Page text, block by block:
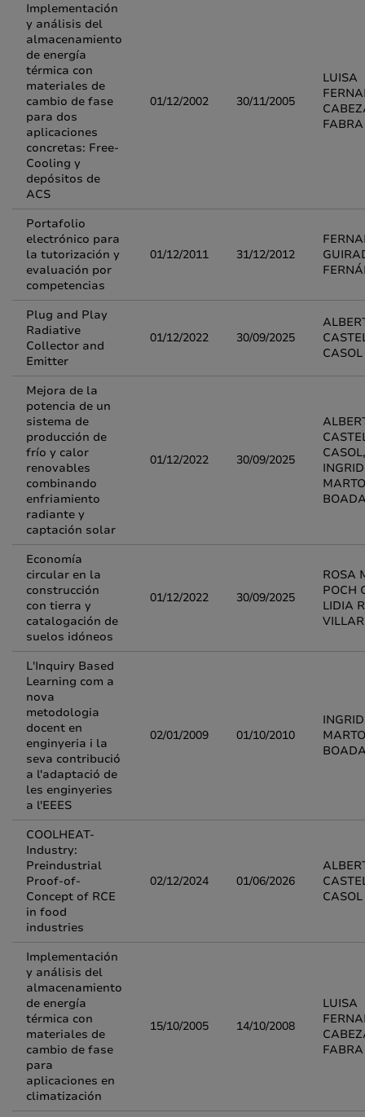
Implementación
y análisis del
almacenamiento
de energía
térmica con
materiales de
cambio de fase
para dos
aplicaciones
concretas: Free-
Cooling y
depósitos de
ACS
01/12/2002 30/11/2005
LUISA
FABRA
Portafolio
electrónico para
la tutorización y
evaluación por
competencias
01/12/2011 31/12/2012
Plug and Play
Radiative
Collector and
Emitter
01/12/2022 30/09/2025
CASOL
Mejora de la
potencia de un
sistema de
producción de
frío y calor
renovables
combinando
enfriamiento
radiante y
captación solar
01/12/2022 30/09/2025
CASOL,
INGRID
Economía
circular en la
construcción
con tierra y
catalogación de
suelos idóneos
01/12/2022 30/09/2025
ROSA
POCH
LIDIA
L'Inquiry Based
Learning com a
nova
metodologia
docent en
enginyeria i la
seva contribució
a l'adaptació de
les enginyeries
a l'EEES
02/01/2009 01/10/2010
INGRID
COOLHEAT-
Industry:
Preindustrial
Proof-of-
Concept of RCE
in food
industries
02/12/2024 01/06/2026
CASOL
Implementación
y análisis del
almacenamiento
de energía
térmica con
materiales de
cambio de fase
para
aplicaciones en
climatización
15/10/2005 14/10/2008
LUISA
FABRA